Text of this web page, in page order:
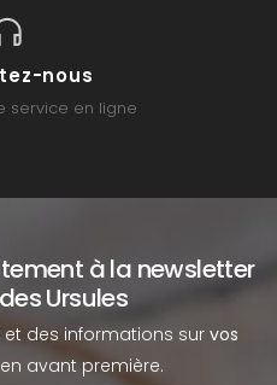
nous
service en ligne
à la newsletter
Ursules
des informations sur vos
en avant première.